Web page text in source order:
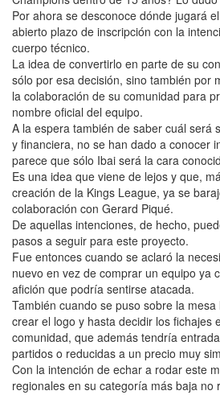
Por ahora se desconoce dónde jugará
abierto plazo de inscripción con la
cuerpo técnico.
La idea de convertirlo en parte de su
sólo por esa decisión, sino también por
la colaboración de su comunidad para
nombre oficial del equipo.
A la espera también de saber cuál será
y financiera, no se han dado a conocer
parece que sólo Ibai será la cara
Es una idea que viene de lejos y que,
creación de la Kings League, ya se
colaboración con Gerard Piqué.
De aquellas intenciones, de hecho,
pasos a seguir para este proyecto.
Fue entonces cuando se aclaró la
nuevo en vez de comprar un equipo ya
afición que podría sentirse atacada.
También cuando se puso sobre la
crear el logo y hasta decidir los fichajes
comunidad, que además tendría
partidos o reducidas a un precio muy
Con la intención de echar a rodar este
regionales en su categoría más baja no